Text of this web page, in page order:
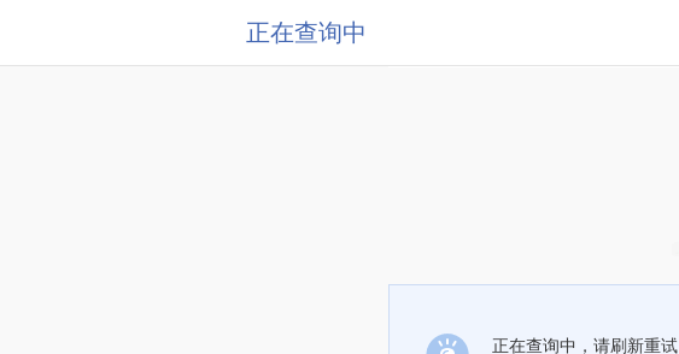
正在查询中
正在查询中，请刷新重试